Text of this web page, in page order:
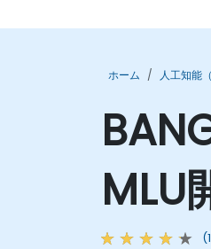
ホーム 人工知能
MLU